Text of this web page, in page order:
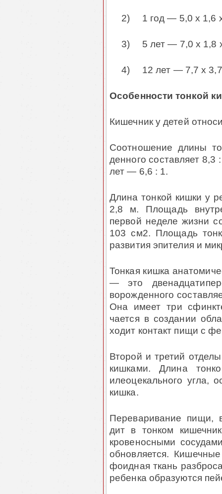
2) 1 год — 5,0 x 1,6
3) 5 лет — 7,0 x 1,8
4) 12 лет — 7,7 x
Особенности тонкой
Кишечник у детей
Соотношение длины
денного составляет
лет — 6,6 : 1.
Длина тонкой кишки у
2,8 м. Площадь
первой неделе жизни
103 см2. Площадь
развития эпителия и
Тонкая кишка
— это
ворожденного
Она имеет три
чается в создании
ходит контакт пищи с
Второй и третий
кишками. Длина
илеоцекального угла,
кишка.
Переваривание пищи,
дит в тонком
кровеносными
обновляется.
фоидная ткань
ребенка образуются